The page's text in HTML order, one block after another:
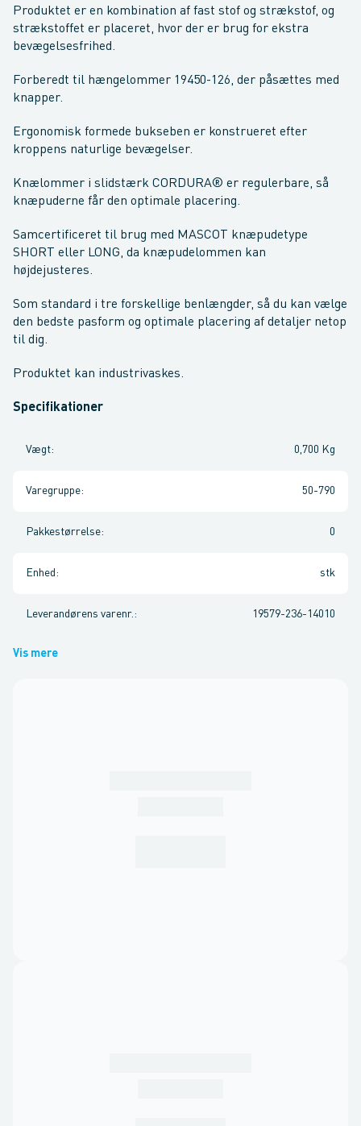
Produktet er en kombination af fast stof og strækstof, og
strækstoffet er placeret, hvor der er brug for ekstra
bevægelsesfrihed.
Forberedt til hængelommer 19450-126, der påsættes med
knapper.
Ergonomisk formede bukseben er konstrueret efter
kroppens naturlige bevægelser.
Knælommer i slidstærk CORDURA® er regulerbare, så
knæpuderne får den optimale placering.
Samcertificeret til brug med MASCOT knæpudetype
SHORT eller LONG, da knæpudelommen kan
højdejusteres.
Som standard i tre forskellige benlængder, så du kan vælge
den bedste pasform og optimale placering af detaljer netop
til dig.
Produktet kan industrivaskes.
Specifikationer
Vægt: 0,700 Kg
Varegruppe: 50-790
Pakkestørrelse: 0
Enhed : stk
Leverandørens varenr. : 19579-236-14010
Vis mere